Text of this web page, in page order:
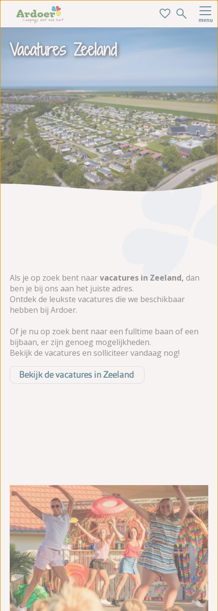
menu
Vacatures Zeeland
Als je op zoek bent naarvacatures in Zeeland, dan
ben je bij ons aan het juiste adres.
Ontdek de leukste vacatures die we beschikbaar
hebben bij Ardoer.
Of je nu op zoek bent naar een fulltime baan of een
bijbaan, er zijn genoeg mogelijkheden.
Bekijk de vacatures en solliciteer vandaag nog!
Bekijk de vacatures in Zeeland